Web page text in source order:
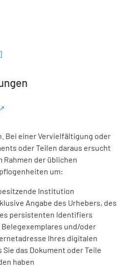
]
Bei einer Vervielfältigung oder
oder Teilen daraus ersucht
Rahmen der üblichen
um:
Institution
Angabe des Urhebers, des
persistenten Identifiers
und/oder
Ihres digitalen
Sie das Dokument oder Teile
haben